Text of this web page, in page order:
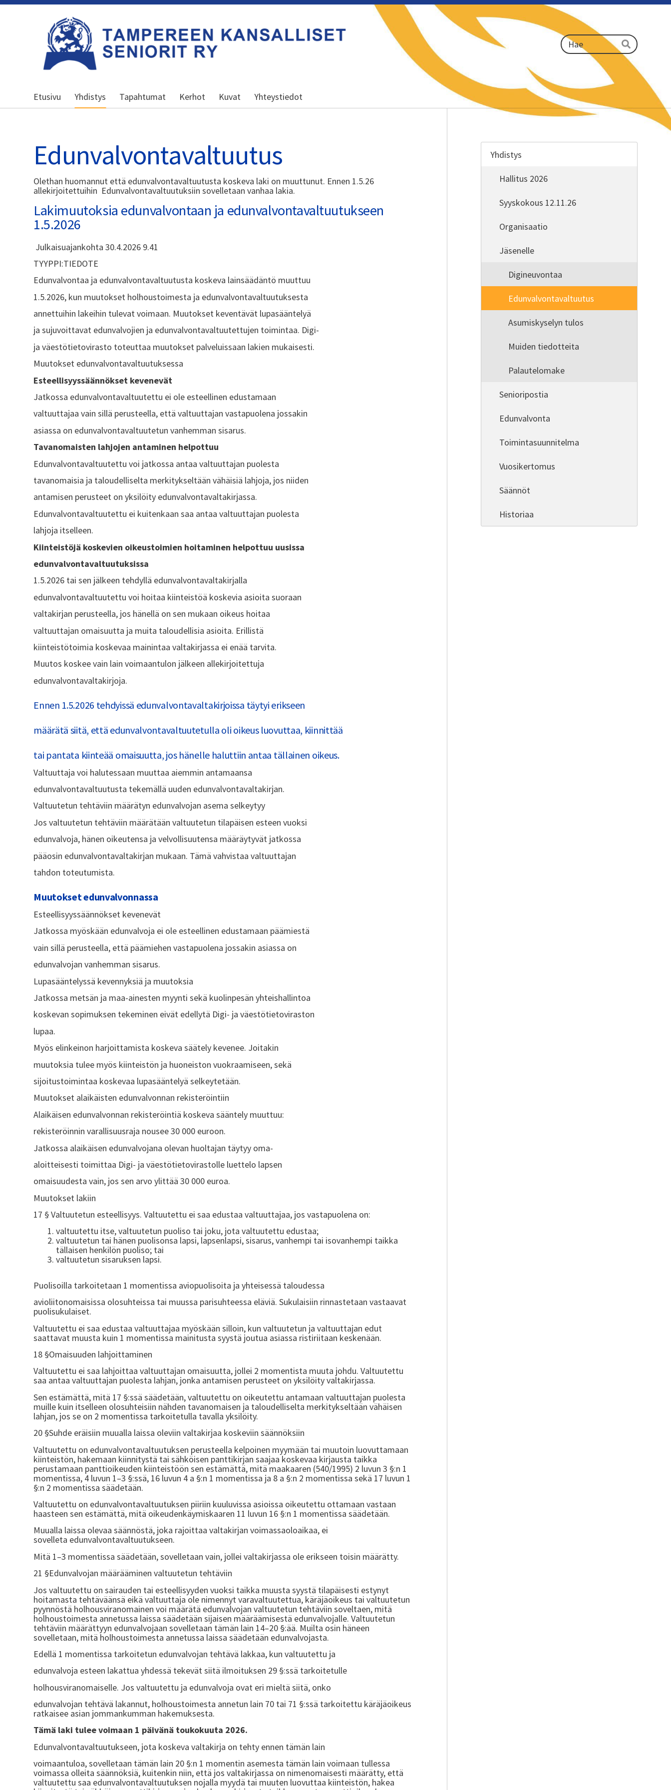
Kansallinen senioriliitto
Haku
Hae
Etusivu Yhdistys Tapahtumat Kerhot Kuvat Yhteystiedot
Edunvalvontavaltuutus
Olethan huomannut että edunvalvontavaltuutusta koskeva laki on muuttunut. Ennen 1.5.26
allekirjoitettuihin Edunvalvontavaltuutuksiin sovelletaan vanhaa lakia.
Lakimuutoksia edunvalvontaan ja edunvalvontavaltuutukseen
1.5.2026
Julkaisuajankohta 30.4.2026 9.41
TYYPPI:TIEDOTE
Edunvalvontaa ja edunvalvontavaltuutusta koskeva lainsäädäntö muuttuu
1.5.2026, kun muutokset holhoustoimesta ja edunvalvontavaltuutuksesta
annettuihin lakeihin tulevat voimaan. Muutokset keventävät lupasääntelyä
ja sujuvoittavat edunvalvojien ja edunvalvontavaltuutettujen toimintaa. Digi-
ja väestötietovirasto toteuttaa muutokset palveluissaan lakien mukaisesti.
Muutokset edunvalvontavaltuutuksessa
Esteellisyyssäännökset kevenevät
Jatkossa edunvalvontavaltuutettu ei ole esteellinen edustamaan
valtuuttajaa vain sillä perusteella, että valtuuttajan vastapuolena jossakin
asiassa on edunvalvontavaltuutetun vanhemman sisarus.
Tavanomaisten lahjojen antaminen helpottuu
Edunvalvontavaltuutettu voi jatkossa antaa valtuuttajan puolesta
tavanomaisia ja taloudelliselta merkitykseltään vähäisiä lahjoja, jos niiden
antamisen perusteet on yksilöity edunvalvontavaltakirjassa.
Edunvalvontavaltuutettu ei kuitenkaan saa antaa valtuuttajan puolesta
lahjoja itselleen.
Kiinteistöjä koskevien oikeustoimien hoitaminen helpottuu uusissa
edunvalvontavaltuutuksissa
1.5.2026 tai sen jälkeen tehdyllä edunvalvontavaltakirjalla
edunvalvontavaltuutettu voi hoitaa kiinteistöä koskevia asioita suoraan
valtakirjan perusteella, jos hänellä on sen mukaan oikeus hoitaa
valtuuttajan omaisuutta ja muita taloudellisia asioita. Erillistä
kiinteistötoimia koskevaa mainintaa valtakirjassa ei enää tarvita.
Muutos koskee vain lain voimaantulon jälkeen allekirjoitettuja
edunvalvontavaltakirjoja.
Ennen 1.5.2026 tehdyissä edunvalvontavaltakirjoissa täytyi erikseen
määrätä siitä, että edunvalvontavaltuutetulla oli oikeus luovuttaa, kiinnittää
tai pantata kiinteää omaisuutta, jos hänelle haluttiin antaa tällainen oikeus.
Valtuuttaja voi halutessaan muuttaa aiemmin antamaansa
edunvalvontavaltuutusta tekemällä uuden edunvalvontavaltakirjan.
Valtuutetun tehtäviin määrätyn edunvalvojan asema selkeytyy
Jos valtuutetun tehtäviin määrätään valtuutetun tilapäisen esteen vuoksi
edunvalvoja, hänen oikeutensa ja velvollisuutensa määräytyvät jatkossa
pääosin edunvalvontavaltakirjan mukaan. Tämä vahvistaa valtuuttajan
tahdon toteutumista.
Muutokset edunvalvonnassa
Esteellisyyssäännökset kevenevät
Jatkossa myöskään edunvalvoja ei ole esteellinen edustamaan päämiestä
vain sillä perusteella, että päämiehen vastapuolena jossakin asiassa on
edunvalvojan vanhemman sisarus.
Lupasääntelyssä kevennyksiä ja muutoksia
Jatkossa metsän ja maa-ainesten myynti sekä kuolinpesän yhteishallintoa
koskevan sopimuksen tekeminen eivät edellytä Digi- ja väestötietoviraston
lupaa.
Myös elinkeinon harjoittamista koskeva säätely kevenee. Joitakin
muutoksia tulee myös kiinteistön ja huoneiston vuokraamiseen, sekä
sijoitustoimintaa koskevaa lupasääntelyä selkeytetään.
Muutokset alaikäisten edunvalvonnan rekisteröintiin
Alaikäisen edunvalvonnan rekisteröintiä koskeva sääntely muuttuu:
rekisteröinnin varallisuusraja nousee 30 000 euroon.
Jatkossa alaikäisen edunvalvojana olevan huoltajan täytyy oma-
aloitteisesti toimittaa Digi- ja väestötietovirastolle luettelo lapsen
omaisuudesta vain, jos sen arvo ylittää 30 000 euroa.
Muutokset lakiin
17 § Valtuutetun esteellisyys. Valtuutettu ei saa edustaa valtuuttajaa, jos vastapuolena on:
valtuutettu itse, valtuutetun puoliso tai joku, jota valtuutettu edustaa;
valtuutetun tai hänen puolisonsa lapsi, lapsenlapsi, sisarus, vanhempi tai isovanhempi taikka
tällaisen henkilön puoliso; tai
valtuutetun sisaruksen lapsi.
Puolisoilla tarkoitetaan 1 momentissa aviopuolisoita ja yhteisessä taloudessa
avioliitonomaisissa olosuhteissa tai muussa parisuhteessa eläviä. Sukulaisiin rinnastetaan vastaavat
puolisukulaiset.
Valtuutettu ei saa edustaa valtuuttajaa myöskään silloin, kun valtuutetun ja valtuuttajan edut
saattavat muusta kuin 1 momentissa mainitusta syystä joutua asiassa ristiriitaan keskenään.
18 §Omaisuuden lahjoittaminen
Valtuutettu ei saa lahjoittaa valtuuttajan omaisuutta, jollei 2 momentista muuta johdu. Valtuutettu
saa antaa valtuuttajan puolesta lahjan, jonka antamisen perusteet on yksilöity valtakirjassa.
Sen estämättä, mitä 17 §:ssä säädetään, valtuutettu on oikeutettu antamaan valtuuttajan puolesta
muille kuin itselleen olosuhteisiin nähden tavanomaisen ja taloudelliselta merkitykseltään vähäisen
lahjan, jos se on 2 momentissa tarkoitetulla tavalla yksilöity.
20 §Suhde eräisiin muualla laissa oleviin valtakirjaa koskeviin säännöksiin
Valtuutettu on edunvalvontavaltuutuksen perusteella kelpoinen myymään tai muutoin luovuttamaan
kiinteistön, hakemaan kiinnitystä tai sähköisen panttikirjan saajaa koskevaa kirjausta taikka
perustamaan panttioikeuden kiinteistöön sen estämättä, mitä maakaaren (540/1995) 2 luvun 3 §:n 1
momentissa, 4 luvun 1–3 §:ssä, 16 luvun 4 a §:n 1 momentissa ja 8 a §:n 2 momentissa sekä 17 luvun 1
§:n 2 momentissa säädetään.
Valtuutettu on edunvalvontavaltuutuksen piiriin kuuluvissa asioissa oikeutettu ottamaan vastaan
haasteen sen estämättä, mitä oikeudenkäymiskaaren 11 luvun 16 §:n 1 momentissa säädetään.
Muualla laissa olevaa säännöstä, joka rajoittaa valtakirjan voimassaoloaikaa, ei
sovelleta edunvalvontavaltuutukseen.
Mitä 1–3 momentissa säädetään, sovelletaan vain, jollei valtakirjassa ole erikseen toisin määrätty.
21 §Edunvalvojan määrääminen valtuutetun tehtäviin
Jos valtuutettu on sairauden tai esteellisyyden vuoksi taikka muusta syystä tilapäisesti estynyt
hoitamasta tehtäväänsä eikä valtuuttaja ole nimennyt varavaltuutettua, käräjäoikeus tai valtuutetun
pyynnöstä holhousviranomainen voi määrätä edunvalvojan valtuutetun tehtäviin soveltaen, mitä
holhoustoimesta annetussa laissa säädetään sijaisen määräämisestä edunvalvojalle. Valtuutetun
tehtäviin määrättyyn edunvalvojaan sovelletaan tämän lain 14–20 §:ää. Muilta osin häneen
sovelletaan, mitä holhoustoimesta annetussa laissa säädetään edunvalvojasta.
Edellä 1 momentissa tarkoitetun edunvalvojan tehtävä lakkaa, kun valtuutettu ja
edunvalvoja esteen lakattua yhdessä tekevät siitä ilmoituksen 29 §:ssä tarkoitetulle
holhousviranomaiselle. Jos valtuutettu ja edunvalvoja ovat eri mieltä siitä, onko
edunvalvojan tehtävä lakannut, holhoustoimesta annetun lain 70 tai 71 §:ssä tarkoitettu käräjäoikeus
ratkaisee asian jommankumman hakemuksesta.
Tämä laki tulee voimaan 1 päivänä toukokuuta 2026.
Edunvalvontavaltuutukseen, jota koskeva valtakirja on tehty ennen tämän lain
voimaantuloa, sovelletaan tämän lain 20 §:n 1 momentin asemesta tämän lain voimaan tullessa
voimassa olleita säännöksiä, kuitenkin niin, että jos valtakirjassa on nimenomaisesti määrätty, että
valtuutettu saa edunvalvontavaltuutuksen nojalla myydä tai muuten luovuttaa kiinteistön, hakea
Yhdistys
Hallitus 2026
Syyskokous 12.11.26
Organisaatio
Jäsenelle
Digineuvontaa
Edunvalvontavaltuutus
Asumiskyselyn tulos
Muiden tiedotteita
Palautelomake
Senioripostia
Edunvalvonta
Toimintasuunnitelma
Vuosikertomus
Säännöt
Historiaa